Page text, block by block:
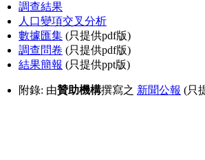
調查結果
人口變項交叉分析
數據匯集 (只提供pdf版)
調查問卷 (只提供pdf版)
結果簡報 (只提供ppt版)
附錄: 由贊助機構撰寫之 新聞公報 (只